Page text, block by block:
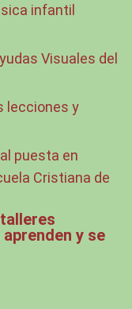
infantil
Visuales del
lecciones y
puesta en
Cristiana de
y se